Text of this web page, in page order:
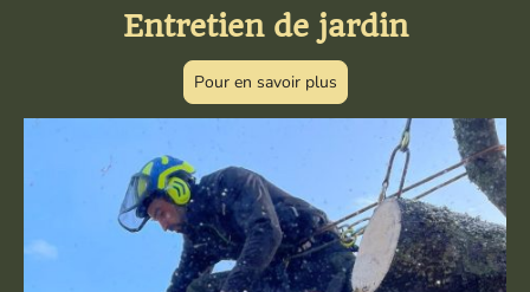
Entretien de jardin
Pour en savoir plus